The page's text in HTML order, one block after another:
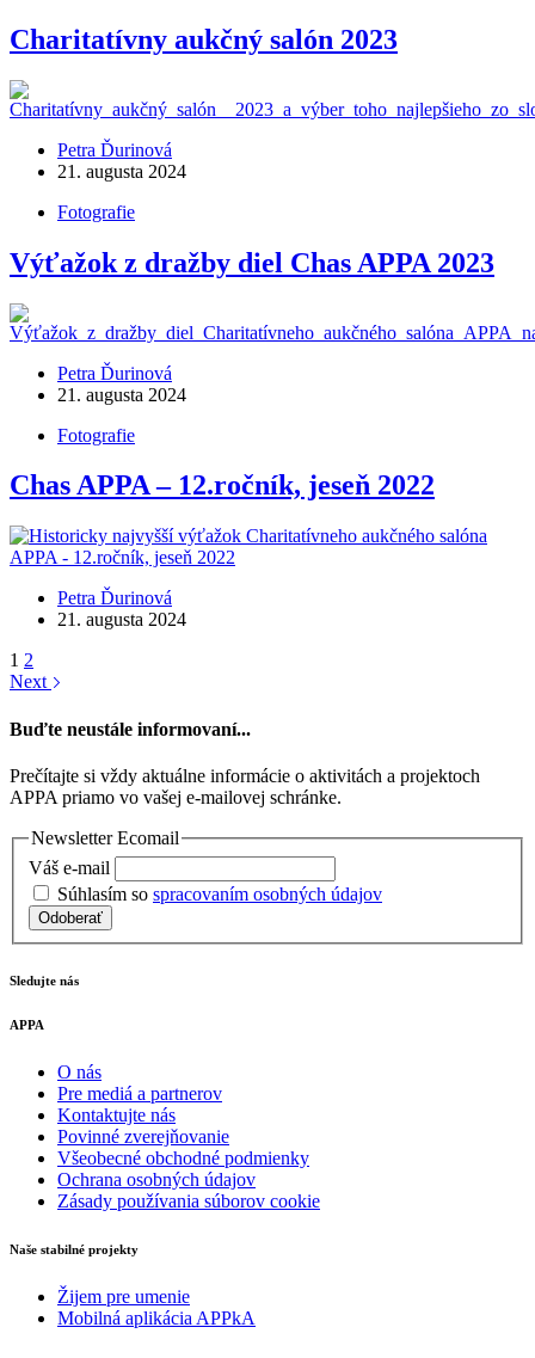
Charitatívny aukčný salón 2023
Petra Ďurinová
21. augusta 2024
Fotografie
Výťažok z dražby diel Chas APPA 2023
Petra Ďurinová
21. augusta 2024
Fotografie
Chas APPA – 12.ročník, jeseň 2022
Petra Ďurinová
21. augusta 2024
1 2
Next
Buďte neustále informovaní...
Prečítajte si vždy aktuálne informácie o aktivitách a projektoch
APPA priamo vo vašej e-mailovej schránke.
Newsletter Ecomail
Váš e-mail
Súhlasím so spracovaním osobných údajov
Odoberať
Sledujte nás
APPA
O nás
Pre mediá a partnerov
Kontaktujte nás
Povinné zverejňovanie
Všeobecné obchodné podmienky
Ochrana osobných údajov
Zásady používania súborov cookie
Naše stabilné projekty
Žijem pre umenie
Mobilná aplikácia APPkA